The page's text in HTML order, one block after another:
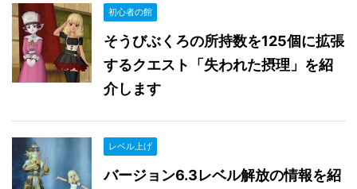
初心者の館
そうびぶくろの所持数を125個に拡張
するクエスト「失われた摂理」を紹
介します
レベル上げ
バージョン6.3レベル解放の情報を紹